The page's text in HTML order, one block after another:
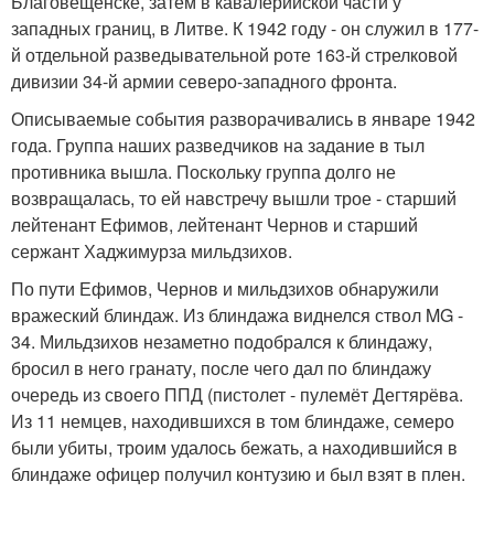
западных границ, в Литве. К 1942 году - он служил в 177-
й отдельной разведывательной роте 163-й стрелковой
дивизии 34-й армии северо-западного фронта.
Описываемые события разворачивались в январе 1942
года. Группа наших разведчиков на задание в тыл
противника вышла. Поскольку группа долго не
возвращалась, то ей навстречу вышли трое - старший
лейтенант Ефимов, лейтенант Чернов и старший
сержант Хаджимурза мильдзихов.
По пути Ефимов, Чернов и мильдзихов обнаружили
вражеский блиндаж. Из блиндажа виднелся ствол MG -
34. Мильдзихов незаметно подобрался к блиндажу,
бросил в него гранату, после чего дал по блиндажу
очередь из своего ППД (пистолет - пулемёт Дегтярёва.
Из 11 немцев, находившихся в том блиндаже, семеро
были убиты, троим удалось бежать, а находившийся в
блиндаже офицер получил контузию и был взят в плен.